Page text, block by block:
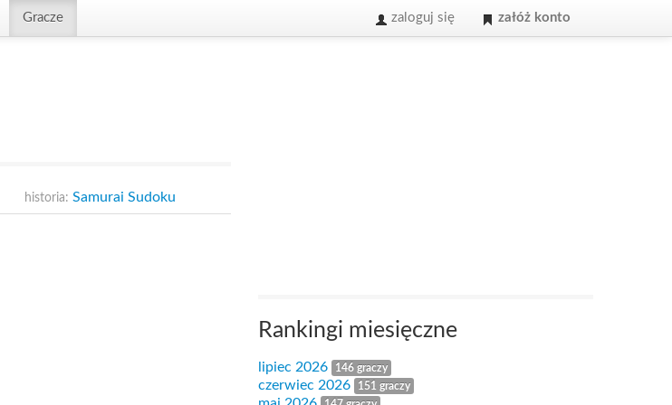
Gracze zaloguj się załóż konto
historia: Samurai Sudoku
Rankingi miesięczne
lipiec 2026 146 graczy
czerwiec 2026 151 graczy